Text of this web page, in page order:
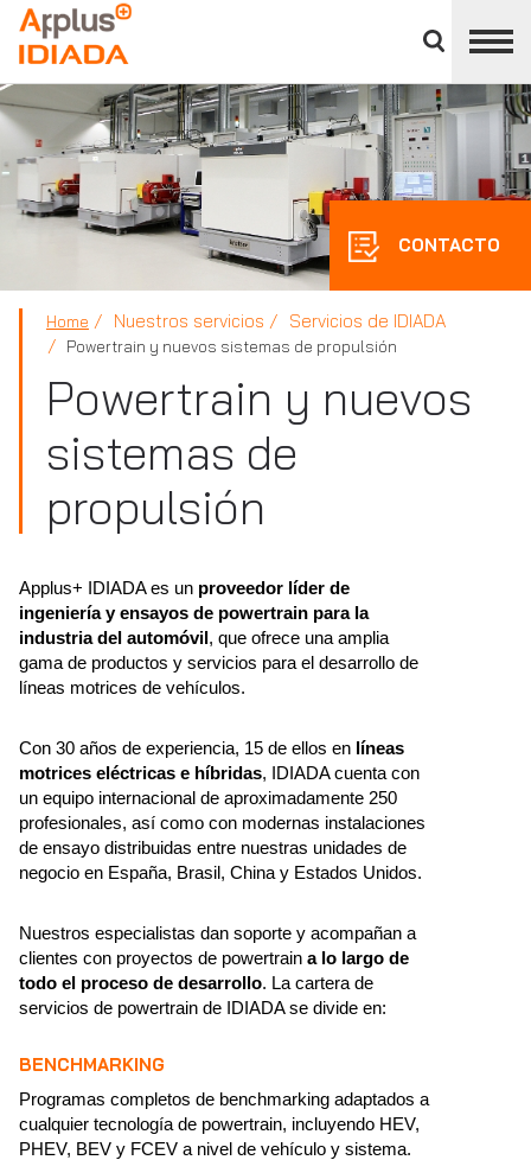
panel
APPLUS+
CONTACTO
Home Nuestros servicios Servicios de IDIADA
Powertrain y nuevos sistemas de propulsión
Powertrain y nuevos
sistemas de
propulsión
Applus+ IDIADA es un proveedor líder de
ingeniería y ensayos de powertrain para la
industria del automóvil, que ofrece una amplia
gama de productos y servicios para el desarrollo de
líneas motrices de vehículos.
Con 30 años de experiencia, 15 de ellos en líneas
motrices eléctricas e híbridas, IDIADA cuenta con
un equipo internacional de aproximadamente 250
profesionales, así como con modernas instalaciones
de ensayo distribuidas entre nuestras unidades de
negocio en España, Brasil, China y Estados Unidos.
Nuestros especialistas dan soporte y acompañan a
clientes con proyectos de powertrain a lo largo de
todo el proceso de desarrollo. La cartera de
servicios de powertrain de IDIADA se divide en:
BENCHMARKING
Programas completos de benchmarking adaptados a
cualquier tecnología de powertrain, incluyendo HEV,
PHEV, BEV y FCEV a nivel de vehículo y sistema.